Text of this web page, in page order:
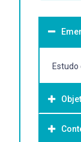
Estudo